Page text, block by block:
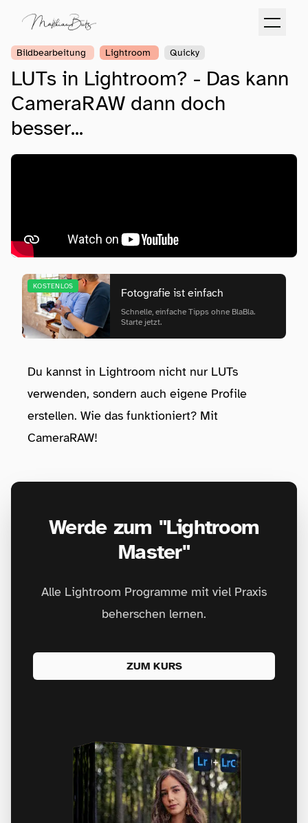
Bildbearbeitung Lightroom Quicky
LUTs in Lightroom? - Das kann
CameraRAW dann doch
besser...
KOSTENLOS
Fotografie ist einfach
Schnelle, einfache Tipps ohne BlaBla.
Starte jetzt.
Du kannst in Lightroom nicht nur LUTs
verwenden, sondern auch eigene Profile
erstellen. Wie das funktioniert? Mit
CameraRAW!
Werde zum "Lightroom
Master"
Alle Lightroom Programme mit viel Praxis
beherschen lernen.
ZUM KURS